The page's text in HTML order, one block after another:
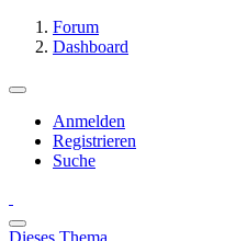
Forum
Dashboard
Anmelden
Registrieren
Suche
Dieses Thema